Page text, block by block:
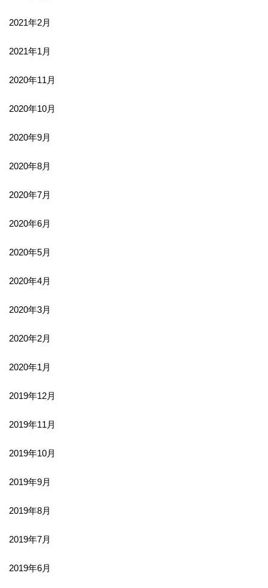
2021年2月
2021年1月
2020年11月
2020年10月
2020年9月
2020年8月
2020年7月
2020年6月
2020年5月
2020年4月
2020年3月
2020年2月
2020年1月
2019年12月
2019年11月
2019年10月
2019年9月
2019年8月
2019年7月
2019年6月